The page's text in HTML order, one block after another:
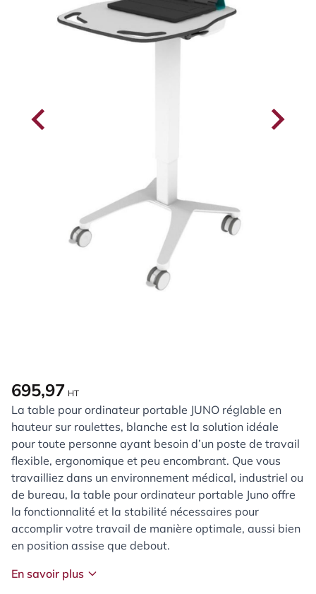
695,97 HT
La table pour ordinateur portable JUNO réglable en
hauteur sur roulettes, blanche est la solution idéale
pour toute personne ayant besoin d’un poste de travail
flexible, ergonomique et peu encombrant. Que vous
travailliez dans un environnement médical, industriel ou
de bureau, la table pour ordinateur portable Juno offre
la fonctionnalité et la stabilité nécessaires pour
accomplir votre travail de manière optimale, aussi bien
en position assise que debout.
En savoir plus